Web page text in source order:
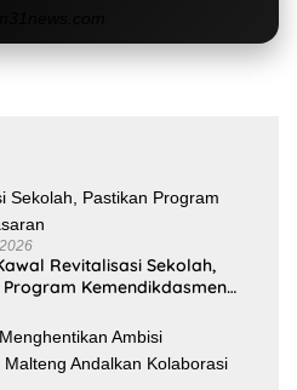
Kejati Maluku Tetapkan Lima
Tersangka Korupsi Proyek